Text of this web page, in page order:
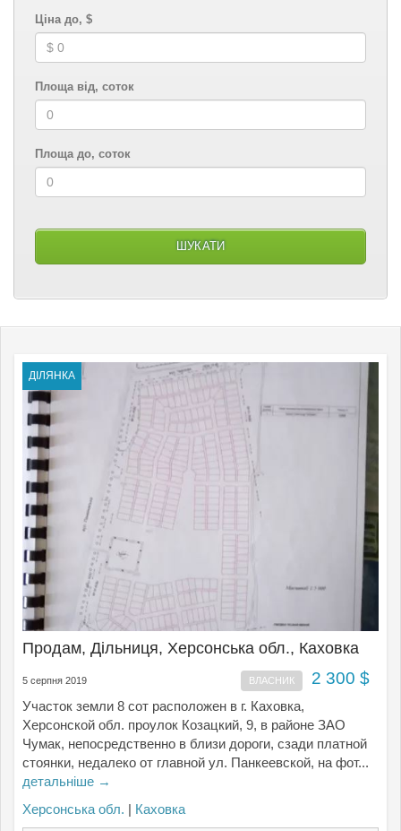
Ціна до, $
Площа від, соток
Площа до, соток
ДІЛЯНКА
Продам, Дільниця, Херсонська обл., Каховка
5 серпня 2019 ВЛАСНИК 2 300 $
Участок земли 8 сот расположен в г. Каховка,
Херсонской обл. проулок Козацкий, 9, в районе ЗАО
Чумак, непосредственно в близи дороги, сзади платной
стоянки, недалеко от главной ул. Панкеевской, на фот...
детальніше →
Херсонська обл. | Каховка